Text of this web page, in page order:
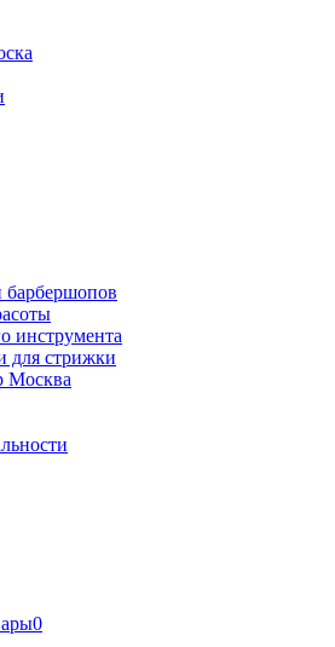
барбершопов
инструмента
для стрижки
Москва
0